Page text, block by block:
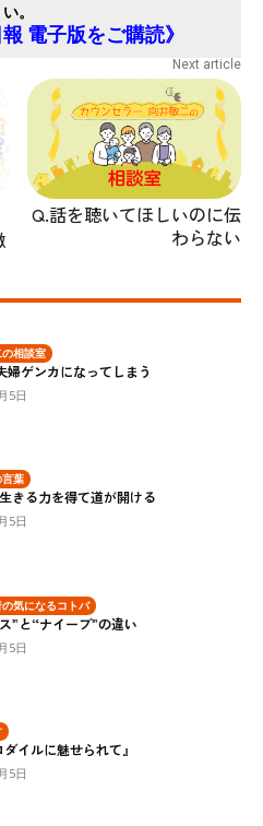
い。
電子版をご購読》
Next article
Q.話を聴いてほしいのに伝
わらない
相談室
婦ゲンカになってしまう
5日
葉
きる力を得て道が開ける
5日
気になるコトバ
”と“ナイーブ”の違い
5日
ダイルに魅せられて』
5日